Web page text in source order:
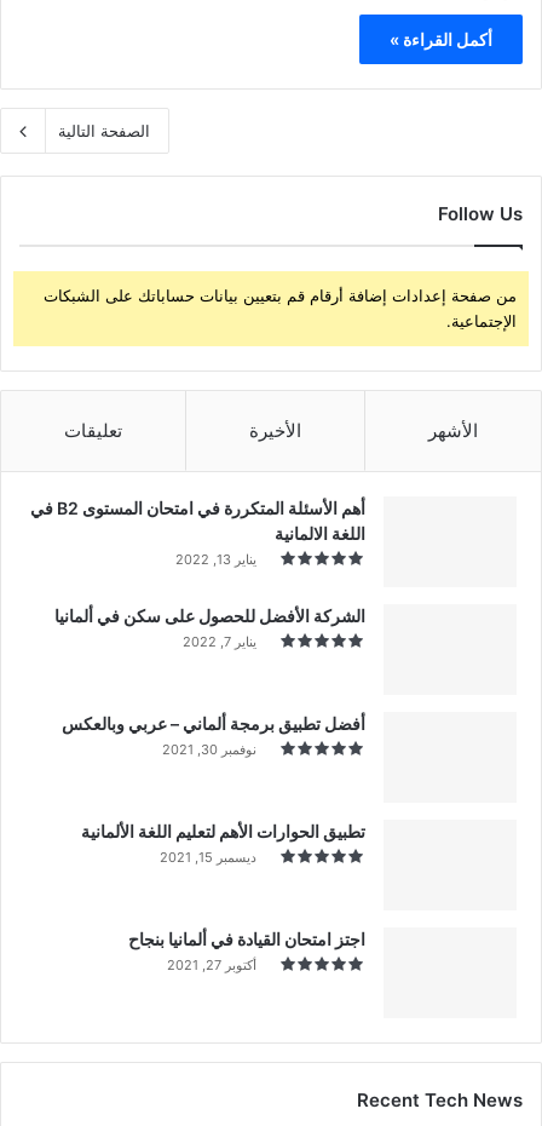
أكمل القراءة »
الصفحة التالية
Follow Us
من صفحة إعدادات إضافة أرقام قم بتعيين بيانات حساباتك على الشبكات
الإجتماعية.
الأشهر الأخيرة تعليقات
أهم الأسئلة المتكررة في امتحان المستوى B2 في
اللغة الالمانية
يناير 13, 2022
الشركة الأفضل للحصول على سكن في ألمانيا
يناير 7, 2022
أفضل تطبيق برمجة ألماني – عربي وبالعكس
نوفمبر 30, 2021
تطبيق الحوارات الأهم لتعليم اللغة الألمانية
ديسمبر 15, 2021
اجتز امتحان القيادة في ألمانيا بنجاح
أكتوبر 27, 2021
Recent Tech News